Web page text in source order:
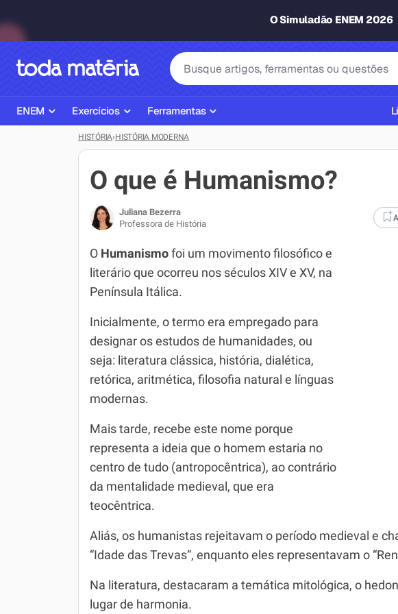
O Simuladão ENEM 2026
ENEM
Página Inicial ENEM
Plano de Estudos
Corretor de Redação
Exercícios ENEM
Simulados ENEM
Simulador SiSU
Exercícios
ENEM
Matemática
Português
História
Biologia
Inglês
Física
Química
Todos os Exercícios
Ferramentas
Ajudante de Dever de Casa
Corretor de Redação
Gerador Referências Bibliográficas ABNT
HISTÓRIA›HISTÓRIA MODERNA
O que é Humanismo?
Juliana Bezerra
Professora de História
O Humanismo foi um movimento filosófico e
literário que ocorreu nos séculos XIV e XV, na
Península Itálica.
Inicialmente, o termo era empregado para
designar os estudos de humanidades, ou
seja: literatura clássica, história, dialética,
retórica, aritmética, filosofia natural e línguas
modernas.
Mais tarde, recebe este nome porque
representa a ideia que o homem estaria no
centro de tudo (antropocêntrica), ao contrário
da mentalidade medieval, que era
teocêntrica.
Aliás, os humanistas rejeitavam o período medieval e
“Idade das Trevas”, enquanto eles representavam o
Na literatura, destacaram a temática mitológica, o
lugar de harmonia.